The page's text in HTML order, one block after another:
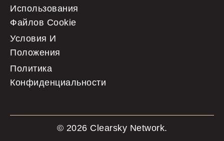
Использования
Файлов Cookie
Условия И
Положения
Политика
Конфиденциальности
© 2026 Clearsky Network.